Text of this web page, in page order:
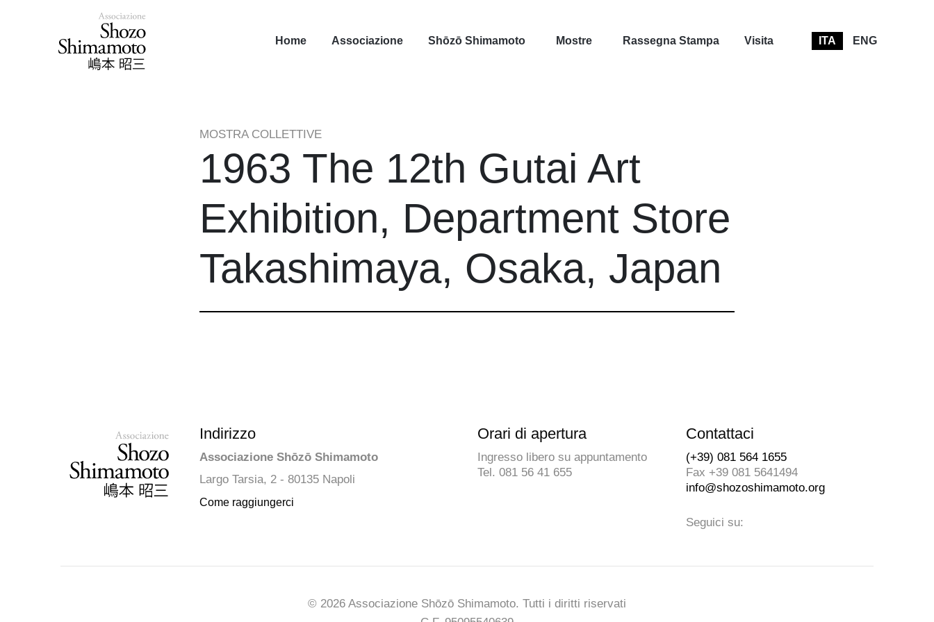
Home Associazione Shōzō Shimamoto Mostre Rassegna Stampa Visita ITA ENG
MOSTRA COLLETTIVE
1963 The 12th Gutai Art
Exhibition, Department Store
Takashimaya, Osaka, Japan
Indirizzo
Associazione Shōzō Shimamoto
Largo Tarsia, 2 - 80135 Napoli
Come raggiungerci
Orari di apertura
Ingresso libero su appuntamento
Tel. 081 56 41 655
Contattaci
(+39) 081 564 1655
Fax +39 081 5641494
info@shozoshimamoto.org
Seguici su:
© 2026 Associazione Shōzō Shimamoto. Tutti i diritti riservati